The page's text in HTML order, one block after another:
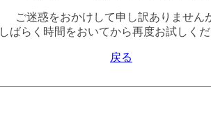
ご迷惑をおかけして申し訳ありません
しばらく時間をおいてから再度お試しくだ
戻る